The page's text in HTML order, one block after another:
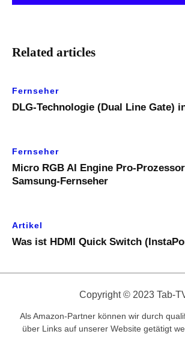
Related articles
Fernseher
DLG-Technologie (Dual Line Gate)
Fernseher
Micro RGB AI Engine Pro-
Samsung-Fernseher
Artikel
Was ist HDMI Quick Switch
Copyright © 2023 Tab-
Als Amazon-Partner können wir durch
über Links auf unserer Website getätigt